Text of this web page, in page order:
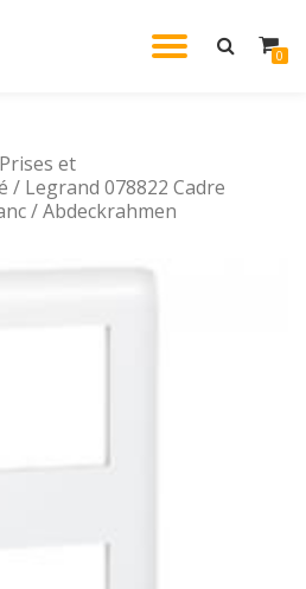
0
Prises et
/ Legrand 078822 Cadre
/ Abdeckrahmen